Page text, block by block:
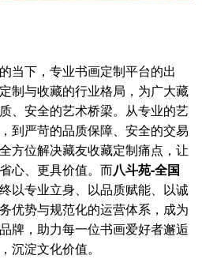
当下，专业书画定制平台的出
制与收藏的行业格局，为广大藏
、安全的艺术桥梁。从专业的艺
到严苛的品质保障、安全的交易
方位解决藏友收藏定制痛点，让
心、更具价值。而八斗苑-全国
以专业立身、以品质赋能、以诚
优势与规范化的运营体系，成为
牌，助力每一位书画爱好者邂逅
沉淀文化价值。